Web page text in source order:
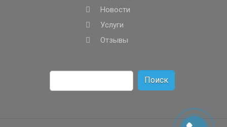
Новости
Услуги
Отзывы
Найти: